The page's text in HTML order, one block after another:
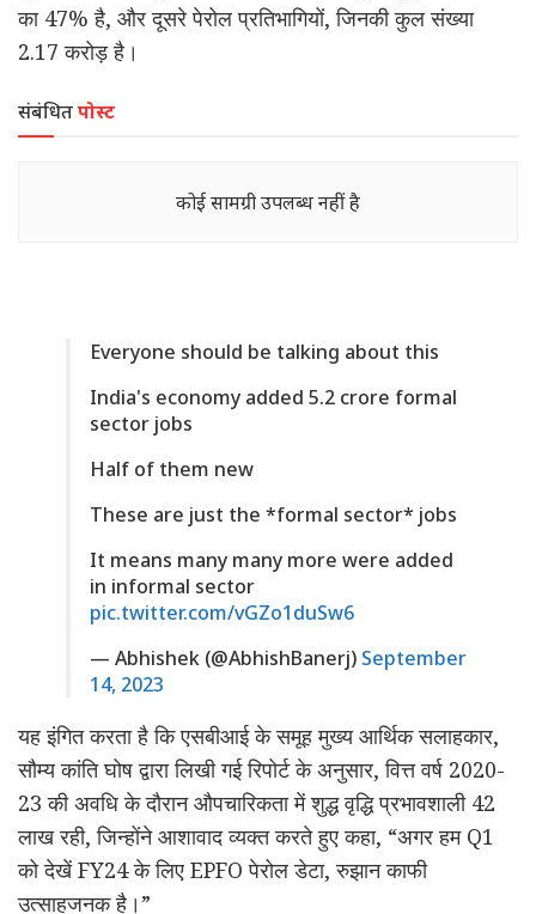
का 47% है, और दूसरे पेरोल प्रतिभागियों, जिनकी कुल संख्या
2.17 करोड़ है।
संबंधितपोस्ट
कोई सामग्री उपलब्ध नहीं है
Everyone should be talking about this
India's economy added 5.2 crore formal
sector jobs
Half of them new
These are just the *formal sector* jobs
It means many many more were added
in informal sector
pic.twitter.com/vGZo1duSw6
— Abhishek (@AbhishBanerj) September
14, 2023
यह इंगित करता है कि एसबीआई के समूह मुख्य आर्थिक सलाहकार,
सौम्य कांति घोष द्वारा लिखी गई रिपोर्ट के अनुसार, वित्त वर्ष 2020-
23 की अवधि के दौरान औपचारिकता में शुद्ध वृद्धि प्रभावशाली 42
लाख रही, जिन्होंने आशावाद व्यक्त करते हुए कहा, “अगर हम Q1
को देखें FY24 के लिए EPFO पेरोल डेटा, रुझान काफी
उत्साहजनक है।”